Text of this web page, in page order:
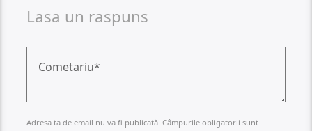
Lasa un raspuns
Adresa ta de email nu va fi publicată. Câmpurile obligatorii sunt